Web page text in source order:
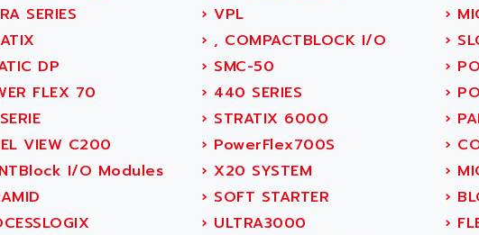
SERIES › VPL ›
› , COMPACTBLOCK I/O ›
DP › SMC-50 ›
FLEX 70 › 440 SERIES ›
› STRATIX 6000 ›
VIEW C200 › PowerFlex700S ›
I/O Modules › X20 SYSTEM ›
› SOFT STARTER ›
› ULTRA3000 ›